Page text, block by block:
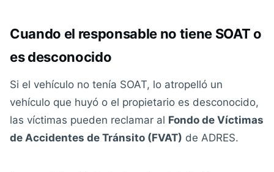
Cuando el responsable no tiene SOAT o
es desconocido
Si el vehículo no tenía SOAT, lo atropelló un
vehículo que huyó o el propietario es desconocido,
las víctimas pueden reclamar al Fondo de Víctimas
de Accidentes de Tránsito (FVAT) de ADRES.